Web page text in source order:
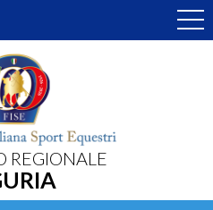
REGIONALE